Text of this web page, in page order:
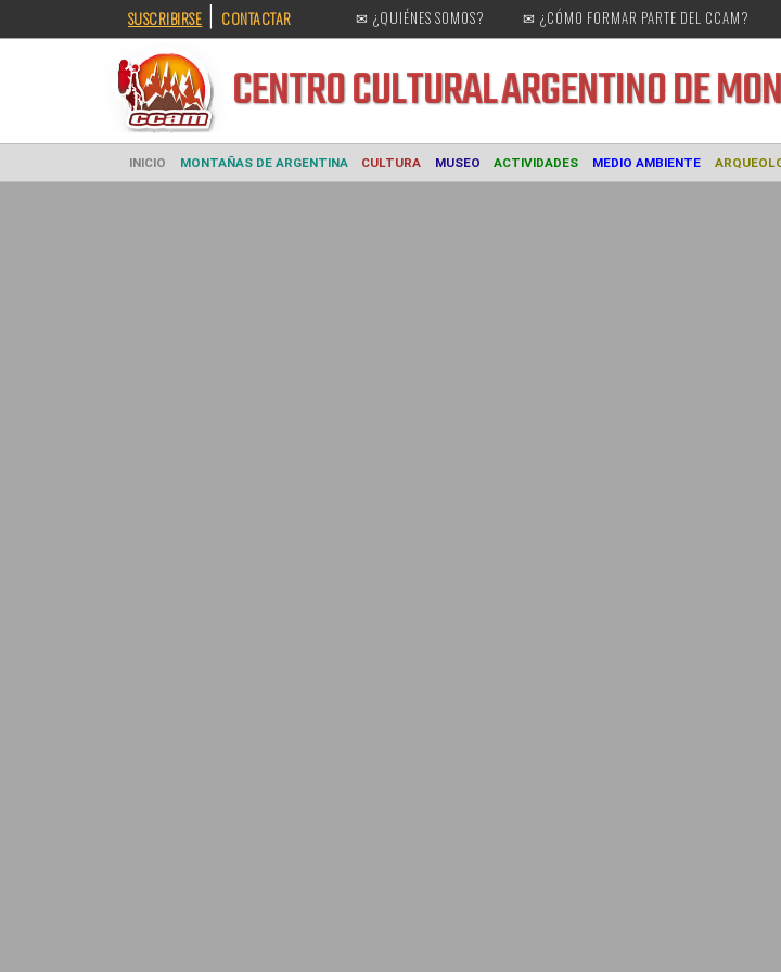
SUSCRIBIRSE | CONTACTAR ✉ ¿QUIÉNES SOMOS? ✉ ¿CÓMO FORMAR PARTE DEL CCAM?
CENTRO CULTURALARGENTINO
INICIO MONTAÑAS DE ARGENTINA CULTURA MUSEO ACTIVIDADES MEDIO AMBIENTE